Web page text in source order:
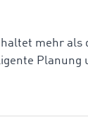
mehr als
Planung